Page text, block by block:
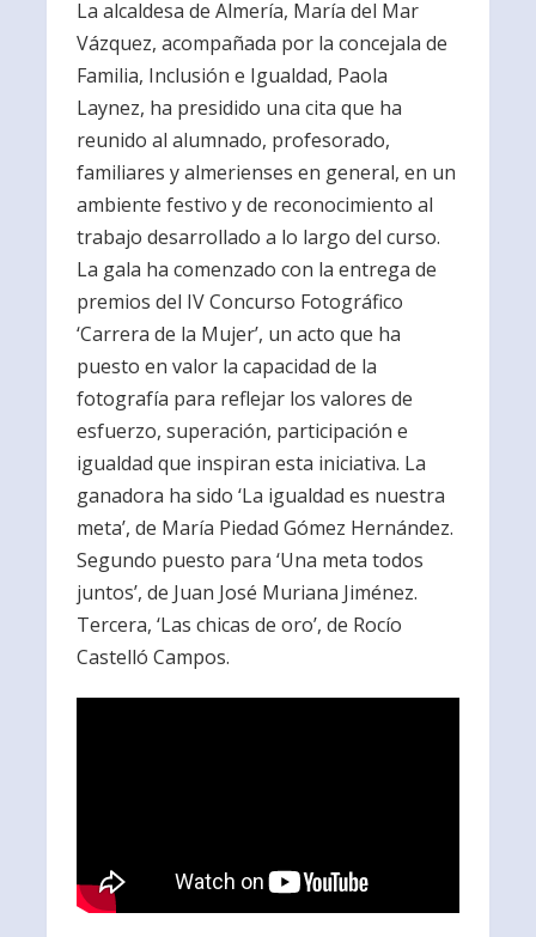
La alcaldesa de Almería, María del Mar
Vázquez, acompañada por la concejala de
Familia, Inclusión e Igualdad, Paola
Laynez, ha presidido una cita que ha
reunido al alumnado, profesorado,
familiares y almerienses en general, en un
ambiente festivo y de reconocimiento al
trabajo desarrollado a lo largo del curso.
La gala ha comenzado con la entrega de
premios del IV Concurso Fotográfico
‘Carrera de la Mujer’, un acto que ha
puesto en valor la capacidad de la
fotografía para reflejar los valores de
esfuerzo, superación, participación e
igualdad que inspiran esta iniciativa. La
ganadora ha sido ‘La igualdad es nuestra
meta’, de María Piedad Gómez Hernández.
Segundo puesto para ‘Una meta todos
juntos’, de Juan José Muriana Jiménez.
Tercera, ‘Las chicas de oro’, de Rocío
Castelló Campos.